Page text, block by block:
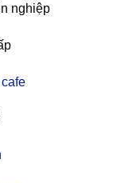
nghiệp